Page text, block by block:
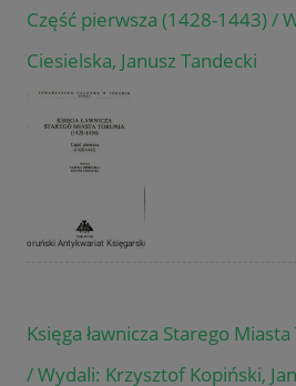
Część pierwsza (1428-1443) /
Ciesielska, Janusz Tandecki
Księga ławnicza Starego
/ Wydali: Krzysztof Kopiński,